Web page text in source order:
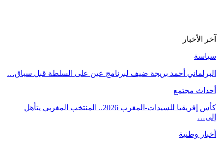
آخر الأخبار
سياسة
البرلماني أحمد بريجة ضيف لبرنامج عين على السلطة قبل سباق…
أحداث مجتمع
كأس إفريقيا للسيدات-المغرب 2026.. المنتخب المغربي يتأهل
إلى…
أخبار وطنية